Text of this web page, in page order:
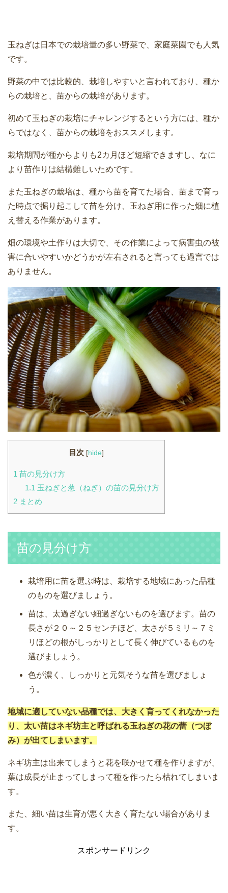
玉ねぎは日本での栽培量の多い野菜で、家庭菜園でも人気
です。
野菜の中では比較的、栽培しやすいと言われており、種か
らの栽培と、苗からの栽培があります。
初めて玉ねぎの栽培にチャレンジするという方には、種か
らではなく、苗からの栽培をおススメします。
栽培期間が種からよりも2カ月ほど短縮できますし、なに
より苗作りは結構難しいためです。
また玉ねぎの栽培は、種から苗を育てた場合、苗まで育っ
た時点で掘り起こして苗を分け、玉ねぎ用に作った畑に植
え替える作業があります。
畑の環境や土作りは大切で、その作業によって病害虫の被
害に合いやすいかどうかが左右されると言っても過言では
ありません。
目次 [hide]
1 苗の見分け方
1.1玉ねぎと葱（ねぎ）の苗の見分け方
2 まとめ
苗の見分け方
栽培用に苗を選ぶ時は、栽培する地域にあった品種
のものを選びましょう。
苗は、太過ぎない細過ぎないものを選びます。苗の
長さが２０～２５センチほど、太さが５ミリ～７ミ
リほどの根がしっかりとして長く伸びているものを
選びましょう。
色が濃く、しっかりと元気そうな苗を選びましょ
う。
地域に適していない品種では、大きく育ってくれなかった
り、太い苗はネギ坊主と呼ばれる玉ねぎの花の蕾（つぼ
み）が出てしまいます。
ネギ坊主は出来てしまうと花を咲かせて種を作りますが、
葉は成長が止まってしまって種を作ったら枯れてしまいま
す。
また、細い苗は生育が悪く大きく育たない場合がありま
す。
スポンサードリンク